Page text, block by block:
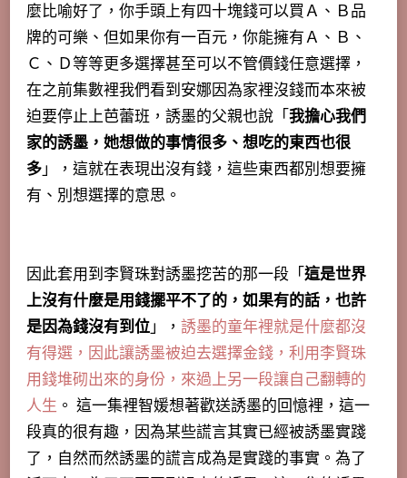
麼比喻好了，你手頭上有四十塊錢可以買Ａ、Ｂ品
牌的可樂、但如果你有一百元，你能擁有Ａ、Ｂ、
Ｃ、Ｄ等等更多選擇甚至可以不管價錢任意選擇，
在之前集數裡我們看到安娜因為家裡沒錢而本來被
迫要停止上芭蕾班，誘墨的父親也說「我擔心我們
家的誘墨，她想做的事情很多、想吃的東西也很
多」，這就在表現出沒有錢，這些東西都別想要擁
有、別想選擇的意思。
因此套用到李賢珠對誘墨挖苦的那一段「這是世界
上沒有什麼是用錢擺平不了的，如果有的話，也許
是因為錢沒有到位」， 誘墨的童年裡就是什麼都沒
有得選，因此讓誘墨被迫去選擇金錢，利用李賢珠
用錢堆砌出來的身份，來過上另一段讓自己翻轉的
人生 。 這一集裡智媛想著歡送誘墨的回憶裡，這一
段真的很有趣，因為某些謊言其實已經被誘墨實踐
了，自然而然誘墨的謊言成為是實踐的事實。為了